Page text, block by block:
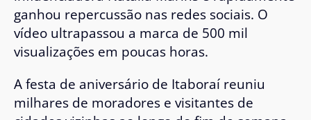
ganhou repercussão nas redes sociais. O
vídeo ultrapassou a marca de 500 mil
visualizações em poucas horas.
A festa de aniversário de Itaboraí reuniu
milhares de moradores e visitantes de